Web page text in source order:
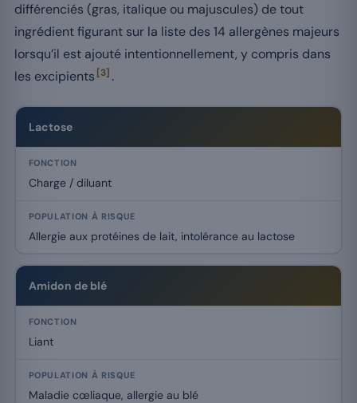
différenciés (gras, italique ou majuscules) de tout
ingrédient figurant sur la liste des 14 allergènes majeurs
lorsqu’il est ajouté intentionnellement, y compris dans
les excipients [3] .
Excipients allergènes courants dans les compléments
Lactose
Charge / diluant
Allergie aux protéines de lait, intolérance au lactose
Amidon de blé
Liant
Maladie cœliaque, allergie au blé